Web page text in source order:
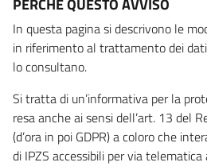
PERCHÈ QUESTO AVVISO
In questa pagina si descrivono le
in riferimento al trattamento dei
lo consultano.
Si tratta di un’informativa per la
resa anche ai sensi dell’art. 13 del
(d’ora in poi GDPR) a coloro che
di IPZS accessibili per via telematica